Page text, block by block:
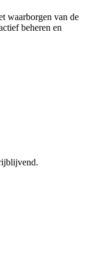
waarborgen van de
beheren en